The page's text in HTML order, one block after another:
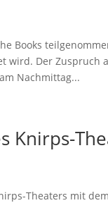
Books
Der Zuspruch
Nachmittag...
Knirps-
Theaters mit dem